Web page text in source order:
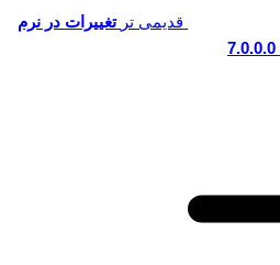
قدیمی تر تغییرات در نرم